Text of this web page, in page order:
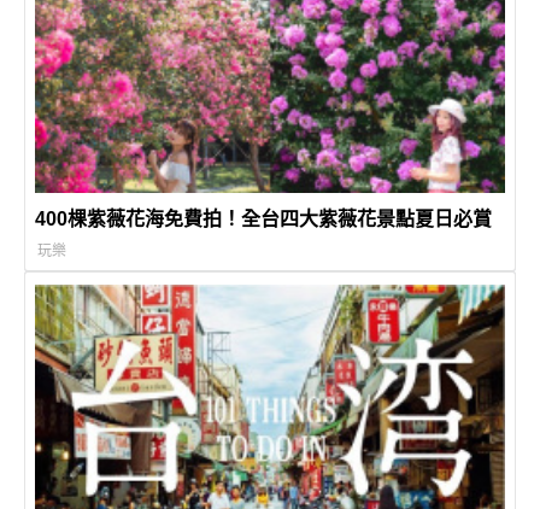
400棵紫薇花海免費拍！全台四大紫薇花景點夏日必賞
玩樂